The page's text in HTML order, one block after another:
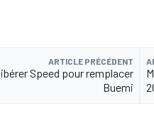
ARTICLE PRÉCÉDENT
Speed pour remplacer
Buemi